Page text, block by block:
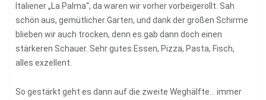
Italiener „La Palma“, da waren wir vorher vorbeigerollt. Sah
schön aus, gemütlicher Garten, und dank der großen Schirme
blieben wir auch trocken, denn es gab dann doch einen
stärkeren Schauer. Sehr gutes Essen, Pizza, Pasta, Fisch,
alles exzellent.
So gestärkt geht es dann auf die zweite Weghälfte… immer